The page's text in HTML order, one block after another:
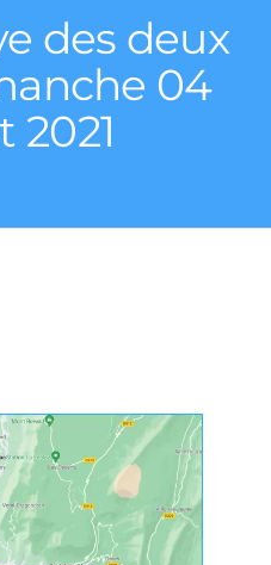
des deux
04
2021